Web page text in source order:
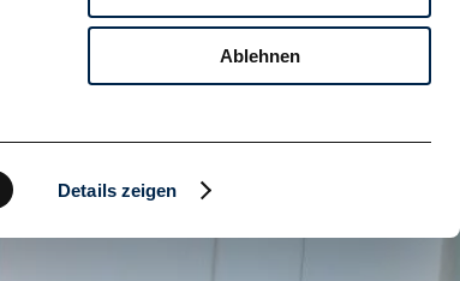
Details zeigen
Ablehnen